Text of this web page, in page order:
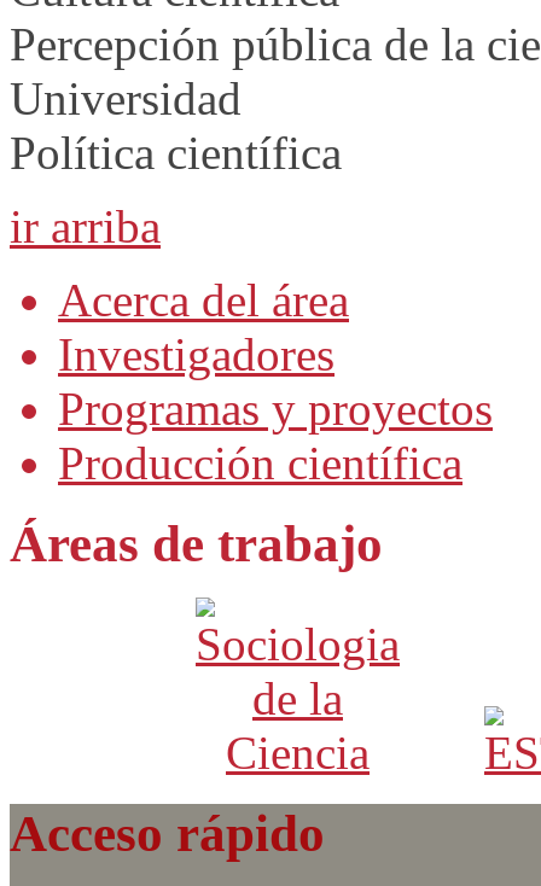
Percepción pública de la
Universidad
Política científica
ir arriba
Acerca del área
Investigadores
Programas y proyectos
Producción científica
Áreas de trabajo
Acceso rápido